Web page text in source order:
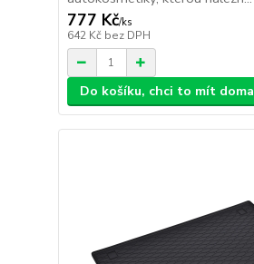
777 Kč/ks
642 Kč bez DPH
Do košíku, chci to mít doma